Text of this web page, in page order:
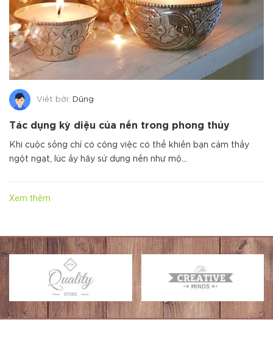
Viết bởi: Dũng
Tác dụng kỳ diệu của nến trong phong thủy
Khi cuộc sống chỉ có công việc có thể khiến bạn cảm thấy
ngột ngạt, lúc ấy hãy sử dụng nến như mộ...
Xem thêm